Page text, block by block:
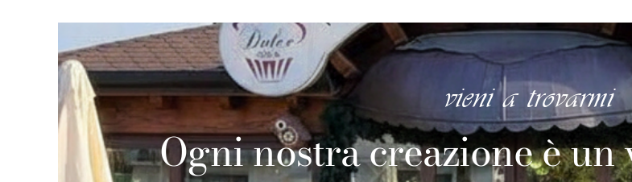
vieni a trovarmi
Ogni nostra creazione è